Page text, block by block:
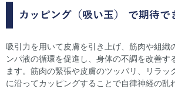
カッピング（吸い玉） で期待で
吸引力を用いて皮膚を引き上げ、筋肉や組織
ンパ液の循環を促進し、身体の不調を改善す
ます。筋肉の緊張や皮膚のツッパリ、リラッ
に沿ってカッピングすることで自律神経の乱